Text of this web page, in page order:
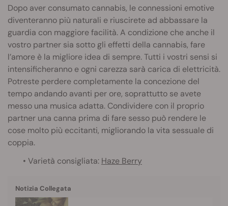
Dopo aver consumato cannabis, le connessioni emotive
diventeranno più naturali e riuscirete ad abbassare la
guardia con maggiore facilità. A condizione che anche il
vostro partner sia sotto gli effetti della cannabis, fare
l’amore è la migliore idea di sempre. Tutti i vostri sensi si
intensificheranno e ogni carezza sarà carica di elettricità.
Potreste perdere completamente la concezione del
tempo andando avanti per ore, soprattutto se avete
messo una musica adatta. Condividere con il proprio
partner una canna prima di fare sesso può rendere le
cose molto più eccitanti, migliorando la vita sessuale di
coppia.
• Varietà consigliata: Haze Berry
Notizia Collegata